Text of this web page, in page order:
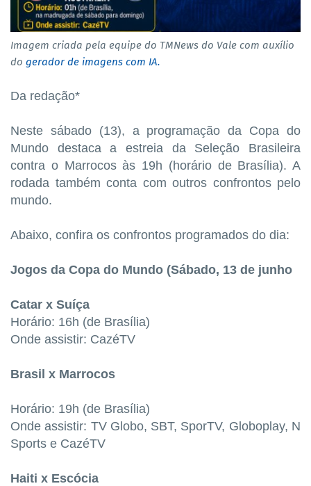
Imagem criada pela equipe do TMNews do Vale com auxílio
do gerador de imagens com IA.
Da redação*
Neste sábado (13), a programação da Copa do
Mundo destaca a estreia da Seleção Brasileira
contra o Marrocos às 19h (horário de Brasília). A
rodada também conta com outros confrontos pelo
mundo.
Abaixo, confira os confrontos programados do dia:
Jogos da Copa do Mundo (Sábado, 13 de junho
Catar x Suíça
Horário: 16h (de Brasília)
Onde assistir: CazéTV
Brasil x Marrocos
Horário: 19h (de Brasília)
Onde assistir: TV Globo, SBT, SporTV, Globoplay, N
Sports e CazéTV
Haiti x Escócia